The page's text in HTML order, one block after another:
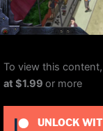
To view this
at $1.99 or more
UNLOCK